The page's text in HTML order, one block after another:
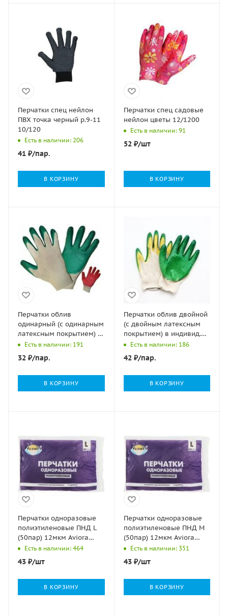
Перчатки спец нейлон
ПВХ точка черный р.9-11
10/120
Есть в наличии: 206
41 ₽/пар.
В КОРЗИНУ
Перчатки спец садовые
нейлон цветы 12/1200
Есть в наличии: 91
52₽/шт
В КОРЗИНУ
Перчатки облив
одинарный (с одинарным
латексным покрытием) х/
б 13кл СВС 10/300
Есть в наличии: 191
32 ₽/пар.
В КОРЗИНУ
Перчатки облив двойной
(с двойным латексным
покрытием) в индивид.
упак. зеленые х/б 13кл
СВС 10/100
Есть в наличии: 186
42₽/пар.
В КОРЗИНУ
Перчатки одноразовые
полиэтиленовые ПНД L
(50пар) 12мкм Aviora
1/100
Есть в наличии: 464
43 ₽/шт
В КОРЗИНУ
Перчатки одноразовые
полиэтиленовые ПНД M
(50пар) 12мкм Aviora
1/100
Есть в наличии: 351
43₽/шт
В КОРЗИНУ